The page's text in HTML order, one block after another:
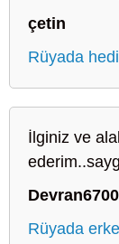
çetin
Rüyada
İlginiz ve
Devran6700
Rüyada